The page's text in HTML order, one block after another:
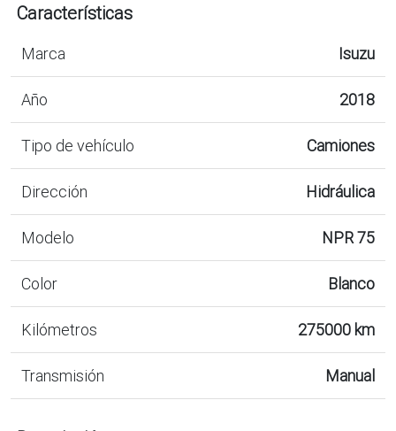
Características
Marca Isuzu
Año 2018
Tipo de vehículo Camiones
Dirección Hidráulica
Modelo NPR 75
Color Blanco
Kilómetros 275000 km
Transmisión Manual